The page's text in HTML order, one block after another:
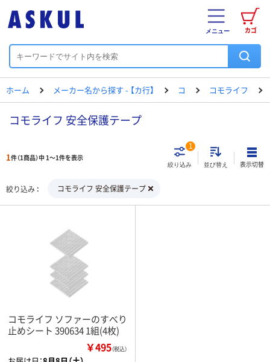
カゴ
メニュー
ホーム メーカー名から探す - 【カ行】 コ コモライフ
コモライフ 安全保護テープ
1件（1商品）中 1～1件を表示
絞り込み
1
並び替え 表示切替
絞り込み コモライフ 安全保護テープ
コモライフ ソファーのすべり
止めシート 390634 1組(4枚)
￥495（税込）